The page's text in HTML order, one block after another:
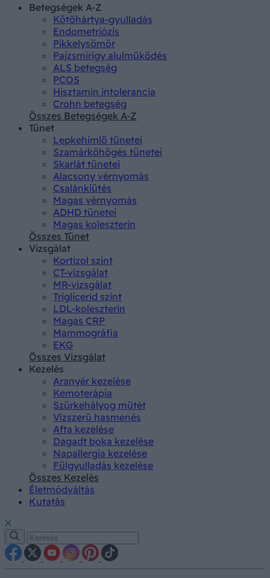
Betegségek A-Z
Kötőhártya-gyulladás
Endometriózis
Pikkelysömör
Pajzsmirigy alulműködés
ALS betegség
PCOS
Hisztamin intolerancia
Crohn betegség
Összes Betegségek A-Z
Tünet
Lepkehimlő tünetei
Szamárköhögés tünetei
Skarlát tünetei
Alacsony vérnyomás
Csalánkiütés
Magas vérnyomás
ADHD tünetei
Magas koleszterin
Összes Tünet
Vizsgálat
Kortizol szint
CT-vizsgálat
MR-vizsgálat
Triglicerid szint
LDL-koleszterin
Magas CRP
Mammográfia
EKG
Összes Vizsgálat
Kezelés
Aranyér kezelése
Kemoterápia
Szürkehályog műtét
Vízszerű hasmenés
Afta kezelése
Dagadt boka kezelése
Napallergia kezelése
Fülgyulladás kezelése
Összes Kezelés
Életmódváltás
Kutatás